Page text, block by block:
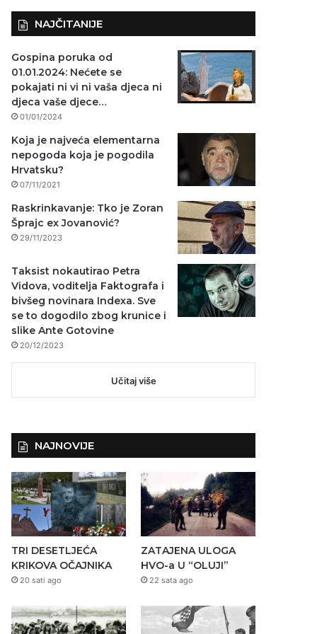
NAJČITANIJE
Gospina poruka od
01.01.2024: Nećete se
pokajati ni vi ni vaša djeca ni
djeca vaše djece…
01/01/2024
Koja je najveća elementarna
nepogoda koja je pogodila
Hrvatsku?
07/11/2021
Raskrinkavanje: Tko je Zoran
Šprajc ex Jovanović?
29/11/2023
Taksist nokautirao Petra
Vidova, voditelja Faktografa i
bivšeg novinara Indexa. Sve
se to dogodilo zbog krunice i
slike Ante Gotovine
20/12/2023
Učitaj više
NAJNOVIJE
TRI DESETLJEĆA
KRIKOVA OČAJNIKA
20 sati ago
ZATAJENA ULOGA
HVO-a U “OLUJI”
22 sata ago